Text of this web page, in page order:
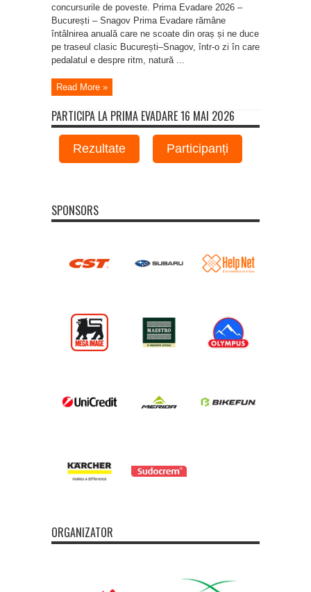
concursurile de poveste. Prima Evadare 2026 –
București – Snagov Prima Evadare rămâne
întâlnirea anuală care ne scoate din oraș și ne duce
pe traseul clasic București–Snagov, într-o zi în care
pedalatul e despre ritm, natură ...
Read More »
PARTICIPA LA PRIMA EVADARE 16 MAI 2026
Rezultate Participanți
SPONSORS
ORGANIZATOR